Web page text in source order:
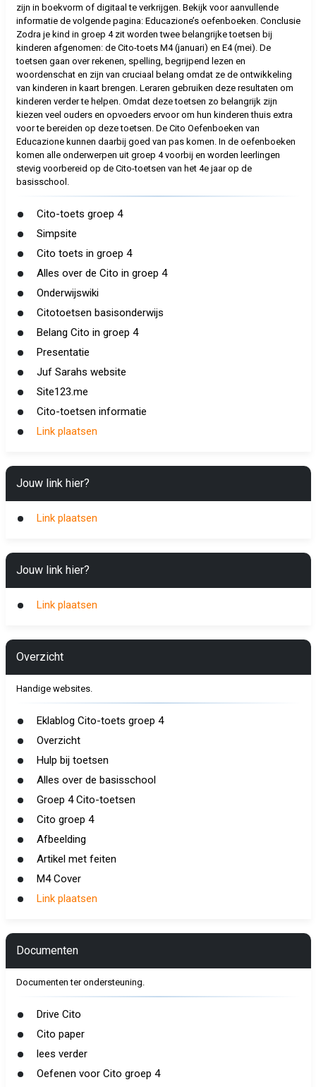
zijn in boekvorm of digitaal te verkrijgen. Bekijk voor aanvullende
informatie de volgende pagina: Educazione’s oefenboeken. Conclusie
Zodra je kind in groep 4 zit worden twee belangrijke toetsen bij
kinderen afgenomen: de Cito-toets M4 (januari) en E4 (mei). De
toetsen gaan over rekenen, spelling, begrijpend lezen en
woordenschat en zijn van cruciaal belang omdat ze de ontwikkeling
van kinderen in kaart brengen. Leraren gebruiken deze resultaten om
kinderen verder te helpen. Omdat deze toetsen zo belangrijk zijn
kiezen veel ouders en opvoeders ervoor om hun kinderen thuis extra
voor te bereiden op deze toetsen. De Cito Oefenboeken van
Educazione kunnen daarbij goed van pas komen. In de oefenboeken
komen alle onderwerpen uit groep 4 voorbij en worden leerlingen
stevig voorbereid op de Cito-toetsen van het 4e jaar op de
basisschool.
Cito-toets groep 4
Simpsite
Cito toets in groep 4
Alles over de Cito in groep 4
Onderwijswiki
Citotoetsen basisonderwijs
Belang Cito in groep 4
Presentatie
Juf Sarahs website
Site123.me
Cito-toetsen informatie
Link plaatsen
Jouw link hier?
Link plaatsen
Jouw link hier?
Link plaatsen
Overzicht
Handige websites.
Eklablog Cito-toets groep 4
Overzicht
Hulp bij toetsen
Alles over de basisschool
Groep 4 Cito-toetsen
Cito groep 4
Afbeelding
Artikel met feiten
M4 Cover
Link plaatsen
Documenten
Documenten ter ondersteuning.
Drive Cito
Cito paper
lees verder
Oefenen voor Cito groep 4